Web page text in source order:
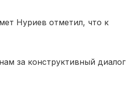
Нуриев отметил, что к
за конструктивный диалог